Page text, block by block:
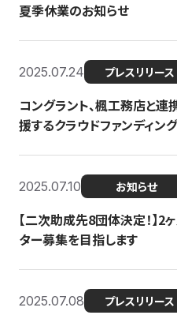
夏季休業のお知らせ
2025.07.24 プレスリリース
コングラント、楓工務店と
援するクラウドファンディン
2025.07.10 お知らせ
【二次助成先8団体決定！】
ター募集を目指します
2025.07.08 プレスリリース